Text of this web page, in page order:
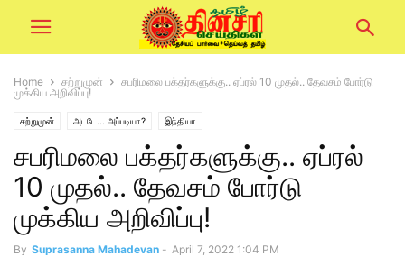
Home சற்றுமுன்
சபரிமலை பக்தர்களுக்கு.. ஏப்ரல் 10 முதல்.. தேவசம் போர்டு
முக்கிய அறிவிப்பு!
சற்றுமுன் அடடே... அப்படியா? இந்தியா
சபரிமலை பக்தர்களுக்கு.. ஏப்ரல்
10 முதல்.. தேவசம் போர்டு
முக்கிய அறிவிப்பு!
By Suprasanna Mahadevan - April 7, 2022 1:04 PM